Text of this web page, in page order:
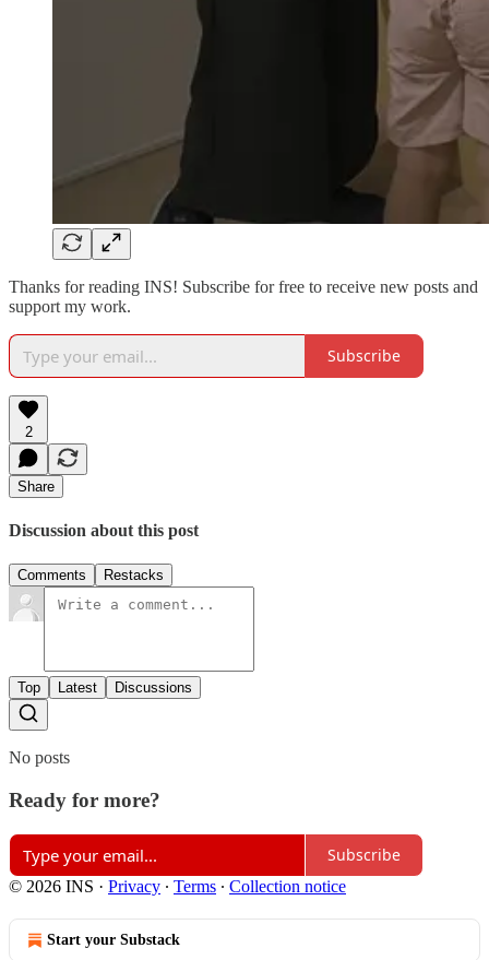
Thanks for reading INS! Subscribe for free to receive new posts and
support my work.
Subscribe
2
Share
Discussion about this post
Comments Restacks
Top Latest Discussions
No posts
Ready for more?
Subscribe
© 2026 INS · Privacy ∙ Terms ∙ Collection notice
Start your Substack